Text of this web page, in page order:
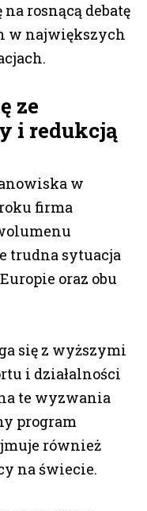
rosnącą debatę
w największych
ze
i redukcją
w
firma
trudna sytuacja
oraz obu
się z wyższymi
i działalności
te wyzwania
program
również
na świecie.